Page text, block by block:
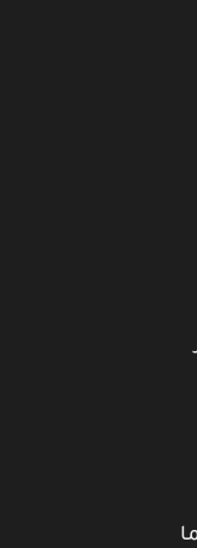
نقطة، بينما